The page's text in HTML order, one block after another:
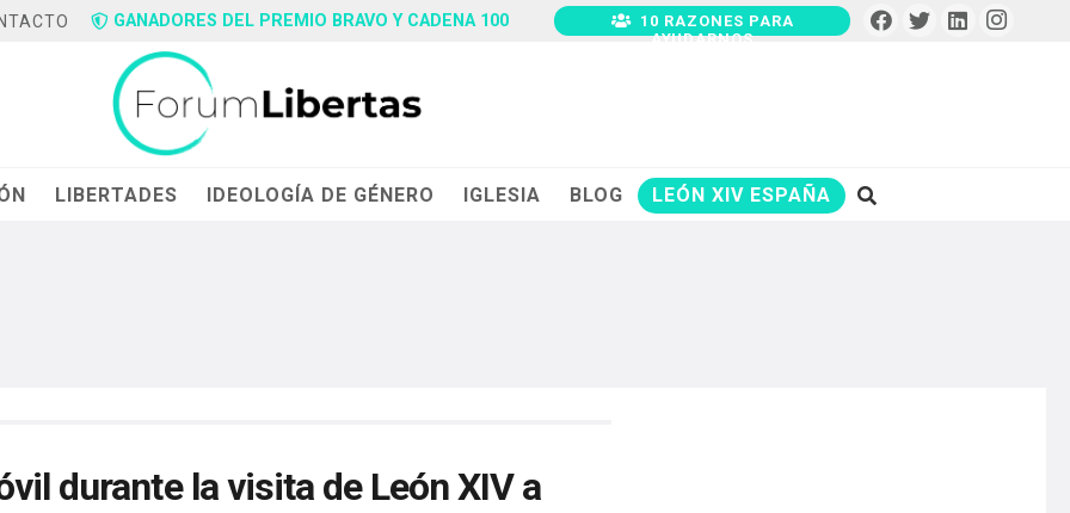
GANADORES DEL PREMIO BRAVO Y CADENA 100
10 RAZONES PARA
AYUDARNOS
LIBERTADES IDEOLOGÍA DE GÉNERO IGLESIA BLOG LEÓN XIV ESPAÑA
durante la visita de León XIV a